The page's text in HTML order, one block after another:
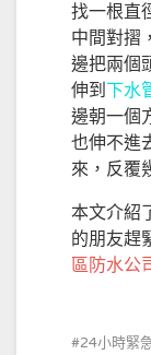
找一根直
中間對摺
邊把兩個
伸到下水
邊朝一個
也伸不進
來，反覆
本文介紹
的朋友趕
區防水公
24小時緊